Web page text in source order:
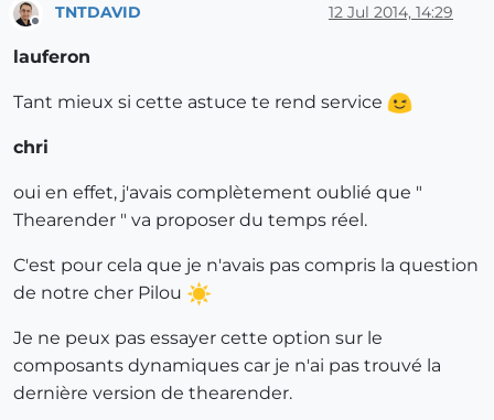
TNTDAVID 12 Jul 2014, 14:29
lauferon
Tant mieux si cette astuce te rend service
chri
oui en effet, j'avais complètement oublié que "
Thearender " va proposer du temps réel.
C'est pour cela que je n'avais pas compris la question
de notre cher Pilou
Je ne peux pas essayer cette option sur le
composants dynamiques car je n'ai pas trouvé la
dernière version de thearender.